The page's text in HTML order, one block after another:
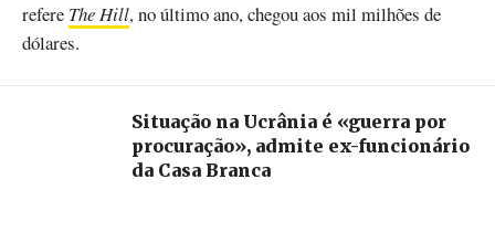
refere The Hill, no último ano, chegou aos mil milhões de
dólares.
Situação na Ucrânia é «guerra por
procuração», admite ex-funcionário
da Casa Branca